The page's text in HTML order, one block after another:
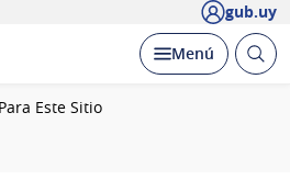
gub.uy
Desplegar
Menú Abrir
Este Sitio